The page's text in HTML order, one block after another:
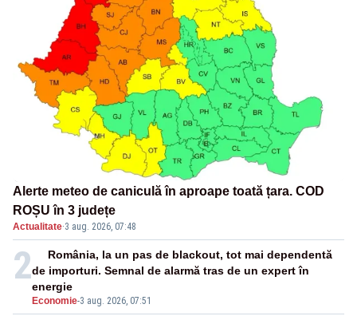
Alerte meteo de caniculă în aproape toată țara. COD
ROȘU în 3 județe
Actualitate·3 aug. 2026, 07:48
2
Economie-3 aug. 2026, 07:51
România, la un pas de blackout, tot mai dependentă
de importuri. Semnal de alarmă tras de un expert în
energie